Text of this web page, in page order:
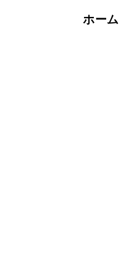
ホーム